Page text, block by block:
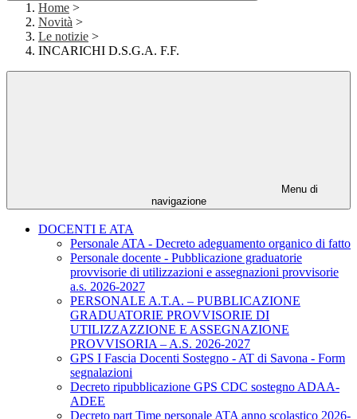
Home >
Novità >
Le notizie >
INCARICHI D.S.G.A. F.F.
Menu di
navigazione
DOCENTI E ATA
Personale ATA - Decreto adeguamento organico di fatto
Personale docente - Pubblicazione graduatorie
provvisorie di utilizzazioni e assegnazioni provvisorie
a.s. 2026-2027
PERSONALE A.T.A. – PUBBLICAZIONE
GRADUATORIE PROVVISORIE DI
UTILIZZAZZIONE E ASSEGNAZIONE
PROVVISORIA – A.S. 2026-2027
GPS I Fascia Docenti Sostegno - AT di Savona - Form
segnalazioni
Decreto ripubblicazione GPS CDC sostegno ADAA-
ADEE
Decreto part Time personale ATA anno scolastico 2026-